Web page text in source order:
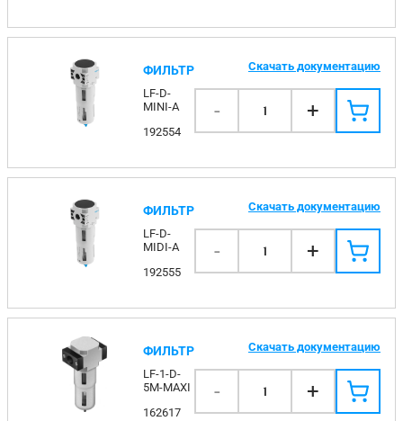
ФИЛЬТР
LF-D-
MINI-A
192554
Скачать документацию
- 1 +
ФИЛЬТР
LF-D-
MIDI-A
192555
Скачать документацию
- 1 +
ФИЛЬТР
LF-1-D-
5M-MAXI
162617
Скачать документацию
- 1 +